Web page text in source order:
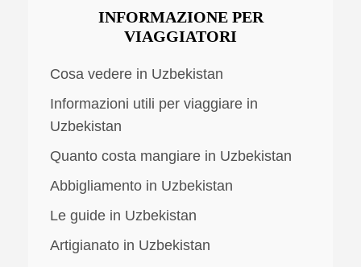
INFORMAZIONE PER
VIAGGIATORI
Cosa vedere in Uzbekistan
Informazioni utili per viaggiare in
Uzbekistan
Quanto costa mangiare in Uzbekistan
Abbigliamento in Uzbekistan
Le guide in Uzbekistan
Artigianato in Uzbekistan